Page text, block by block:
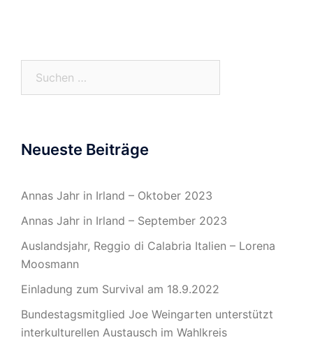
Neueste Beiträge
Annas Jahr in Irland – Oktober 2023
Annas Jahr in Irland – September 2023
Auslandsjahr, Reggio di Calabria Italien – Lorena
Moosmann
Einladung zum Survival am 18.9.2022
Bundestagsmitglied Joe Weingarten unterstützt
interkulturellen Austausch im Wahlkreis